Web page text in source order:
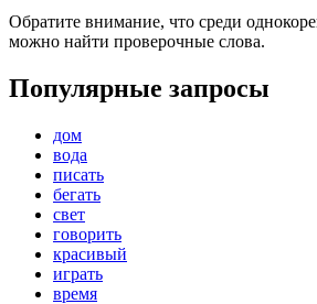
Обратите внимание, что среди
можно найти проверочные слова.
Популярные запросы
дом
вода
писать
бегать
свет
говорить
красивый
играть
время